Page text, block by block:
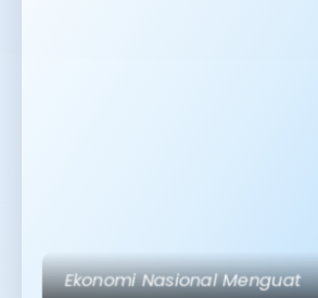
Teknologi AI Mengubah